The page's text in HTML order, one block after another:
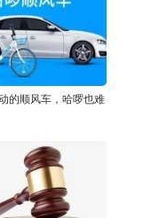
的顺风车，哈啰也难